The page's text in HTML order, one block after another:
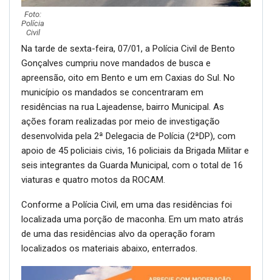
Foto:
Polícia
Civil
Na tarde de sexta-feira, 07/01, a Polícia Civil de Bento
Gonçalves cumpriu nove mandados de busca e
apreensão, oito em Bento e um em Caxias do Sul. No
município os mandados se concentraram em
residências na rua Lajeadense, bairro Municipal. As
ações foram realizadas por meio de investigação
desenvolvida pela 2ª Delegacia de Polícia (2ªDP), com
apoio de 45 policiais civis, 16 policiais da Brigada Militar e
seis integrantes da Guarda Municipal, com o total de 16
viaturas e quatro motos da ROCAM.
Conforme a Polícia Civil, em uma das residências foi
localizada uma porção de maconha. Em um mato atrás
de uma das residências alvo da operação foram
localizados os materiais abaixo, enterrados.